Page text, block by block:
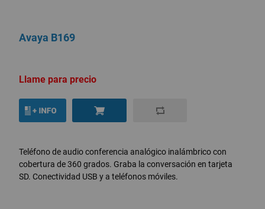
Avaya B169
Llame para precio
Teléfono de audio conferencia analógico inalámbrico con
cobertura de 360 grados. Graba la conversación en tarjeta
SD. Conectividad USB y a teléfonos móviles.